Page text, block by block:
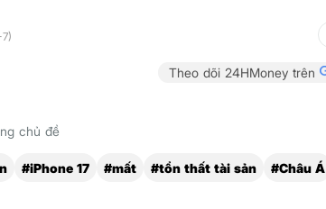
Theo dõi 24HMoney trên
chủ đề
#iPhone 17 #mất #tổn thất tài sản
#Châu Á